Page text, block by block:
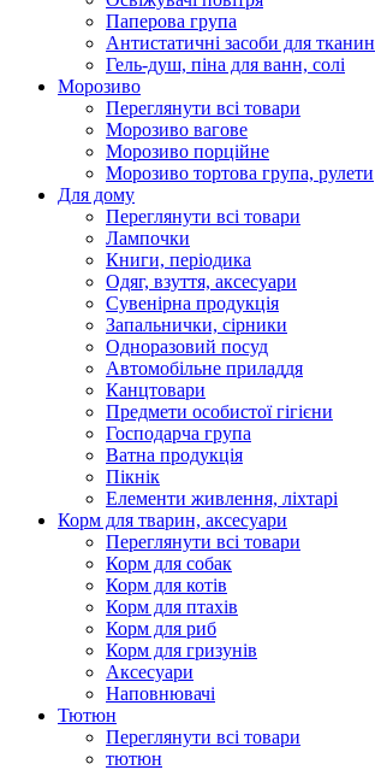
Паперова група
Антистатичні засоби для тканин
Гель-душ, піна для ванн, солі
Морозиво
Переглянути всі товари
Морозиво вагове
Морозиво порційне
Морозиво тортова група, рулети
Для дому
Переглянути всі товари
Лампочки
Книги, періодика
Одяг, взуття, аксесуари
Сувенірна продукція
Запальнички, сірники
Одноразовий посуд
Автомобільне приладдя
Канцтовари
Предмети особистої гігієни
Господарча група
Ватна продукція
Пікнік
Елементи живлення, ліхтарі
Корм для тварин, аксесуари
Переглянути всі товари
Корм для собак
Корм для котів
Корм для птахів
Корм для риб
Корм для гризунів
Аксесуари
Наповнювачі
Тютюн
Переглянути всі товари
тютюн